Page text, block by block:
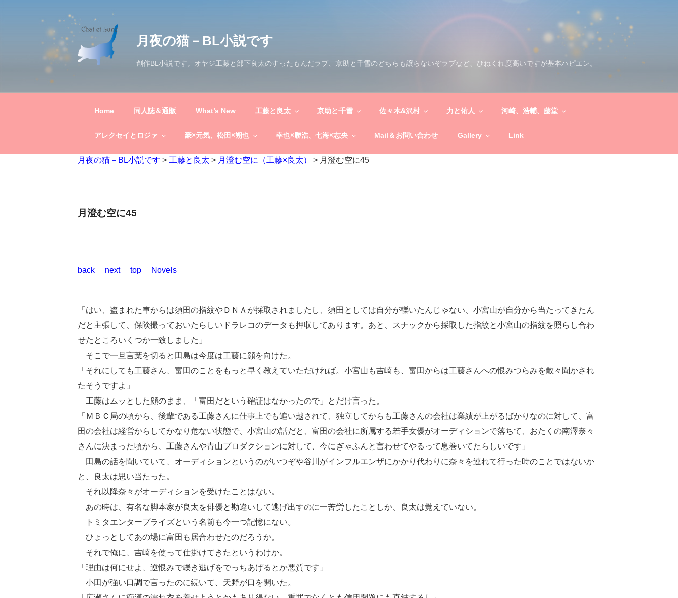
月夜の猫－BL小説です
創作BL小説です。オヤジ工藤と部下良太のすったもんだラブ、京助と千雪のどちらも譲らないぞラブなど、ひねくれ度高いですが基本ハピエン。
Home 同人誌＆通販 What’s New 工藤と良太 京助と千雪 佐々木&沢村 力と佑人 河崎、浩輔、藤堂
アレクセイとロジァ 豪×元気、松田×朔也 幸也×勝浩、七海×志央 Mail＆お問い合わせ Gallery Link
月夜の猫－BL小説です > 工藤と良太 > 月澄む空に（工藤×良太） > 月澄む空に45
月澄む空に45
back next top Novels
「はい、盗まれた車からは須田の指紋やＤＮＡが採取されましたし、須田としては自分が轢いたんじゃない、小宮山が自分から当たってきたん
だと主張して、保険撮っておいたらしいドラレコのデータも押収してあります。あと、スナックから採取した指紋と小宮山の指紋を照らし合わ
せたところいくつか一致しました」
そこで一旦言葉を切ると田島は今度は工藤に顔を向けた。
「それにしても工藤さん、富田のことをもっと早く教えていただければ。小宮山も吉崎も、富田からは工藤さんへの恨みつらみを散々聞かされ
たそうですよ」
工藤はムッとした顔のまま、「富田だという確証はなかったので」とだけ言った。
「ＭＢＣ局の頃から、後輩である工藤さんに仕事上でも追い越されて、独立してからも工藤さんの会社は業績が上がるばかりなのに対して、富
田の会社は経営からしてかなり危ない状態で、小宮山の話だと、富田の会社に所属する若手女優がオーディションで落ちて、おたくの南澤奈々
さんに決まった頃から、工藤さんや青山プロダクションに対して、今にぎゃふんと言わせてやるって息巻いてたらしいです」
田島の話を聞いていて、オーディションというのがいつぞや谷川がインフルエンザにかかり代わりに奈々を連れて行った時のことではないか
と、良太は思い当たった。
それ以降奈々がオーディションを受けたことはない。
あの時は、有名な脚本家が良太を俳優と勘違いして逃げ出すのに一苦労したことしか、良太は覚えていない。
トミタエンタープライズという名前も今一つ記憶にない。
ひょっとしてあの場に富田も居合わせたのだろうか。
それで俺に、吉崎を使って仕掛けてきたというわけか。
「理由は何にせよ、逆恨みで轢き逃げをでっちあげるとか悪質です」
小田が強い口調で言ったのに続いて、天野が口を開いた。